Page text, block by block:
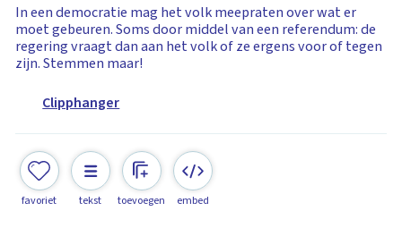
In een democratie mag het volk meepraten over wat er
moet gebeuren. Soms door middel van een referendum: de
regering vraagt dan aan het volk of ze ergens voor of tegen
zijn. Stemmen maar!
Clipphanger
favoriet tekst toevoegen embed